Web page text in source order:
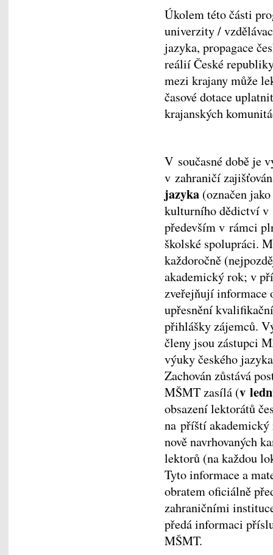
Úkolem této části
univerzity /
jazyka, propagace
reálií České
mezi krajany může
časové dotace
krajanských
V současné době je
v zahraničí
jazyka (označen
kulturního dědictví v
především v rámci
školské spolupráci.
každoročně
akademický rok; v
zveřejňují informace
upřesnění
přihlášky zájemců.
členy jsou zástupci
výuky českého
Zachován zůstává
MŠMT zasílá (v
obsazení lektorátů
na příští
nově navrhovaných
lektorů (na každou
Tyto informace a
obratem oficiálně
zahraničními
předá informaci
MŠMT.